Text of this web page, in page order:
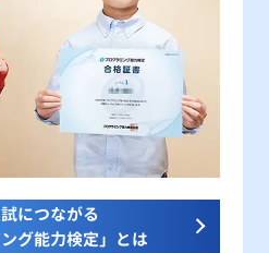
につながる
ング能力検定」とは